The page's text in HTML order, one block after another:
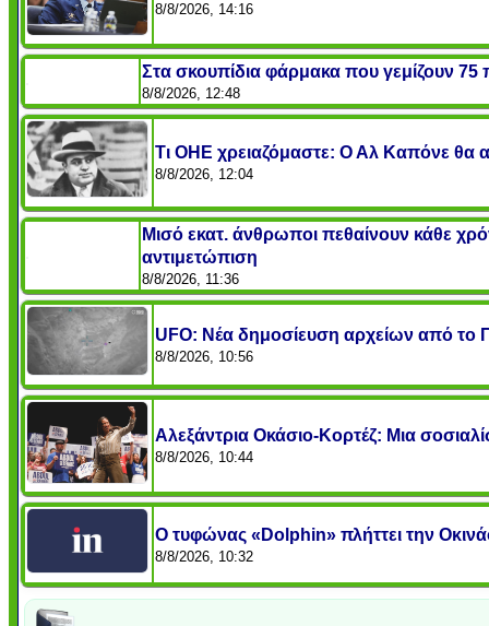
8/8/2026, 14:16
Στα σκουπίδια φάρμακα που γεμίζουν 75
8/8/2026, 12:48
Τι ΟΗΕ χρειαζόμαστε: Ο Αλ Καπόνε θα
8/8/2026, 12:04
Μισό εκατ. άνθρωποι πεθαίνουν κάθε
αντιμετώπιση
8/8/2026, 11:36
UFO: Νέα δημοσίευση αρχείων από το
8/8/2026, 10:56
Αλεξάντρια Οκάσιο-Κορτέζ: Μια
8/8/2026, 10:44
Ο τυφώνας «Dolphin» πλήττει την
8/8/2026, 10:32